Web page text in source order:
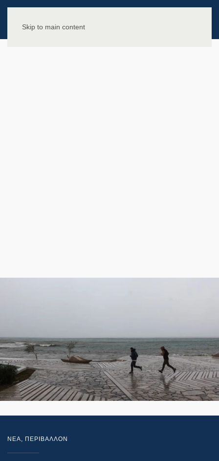
Skip to main content
NEA, ΠΕΡΙΒΑΛΛΟΝ